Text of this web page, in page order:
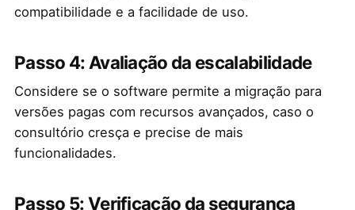
compatibilidade e a facilidade de uso.
Passo 4: Avaliação da escalabilidade
Considere se o software permite a migração para
versões pagas com recursos avançados, caso o
consultório cresça e precise de mais
funcionalidades.
Passo 5: Verificação da segurança